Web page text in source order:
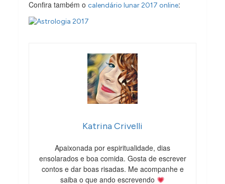
Confira também ocalendário lunar 2017 online:
Katrina Crivelli
Apaixonada por espiritualidade, dias
ensolarados e boa comida. Gosta de escrever
contos e dar boas risadas. Me acompanhe e
saiba o que ando escrevendo